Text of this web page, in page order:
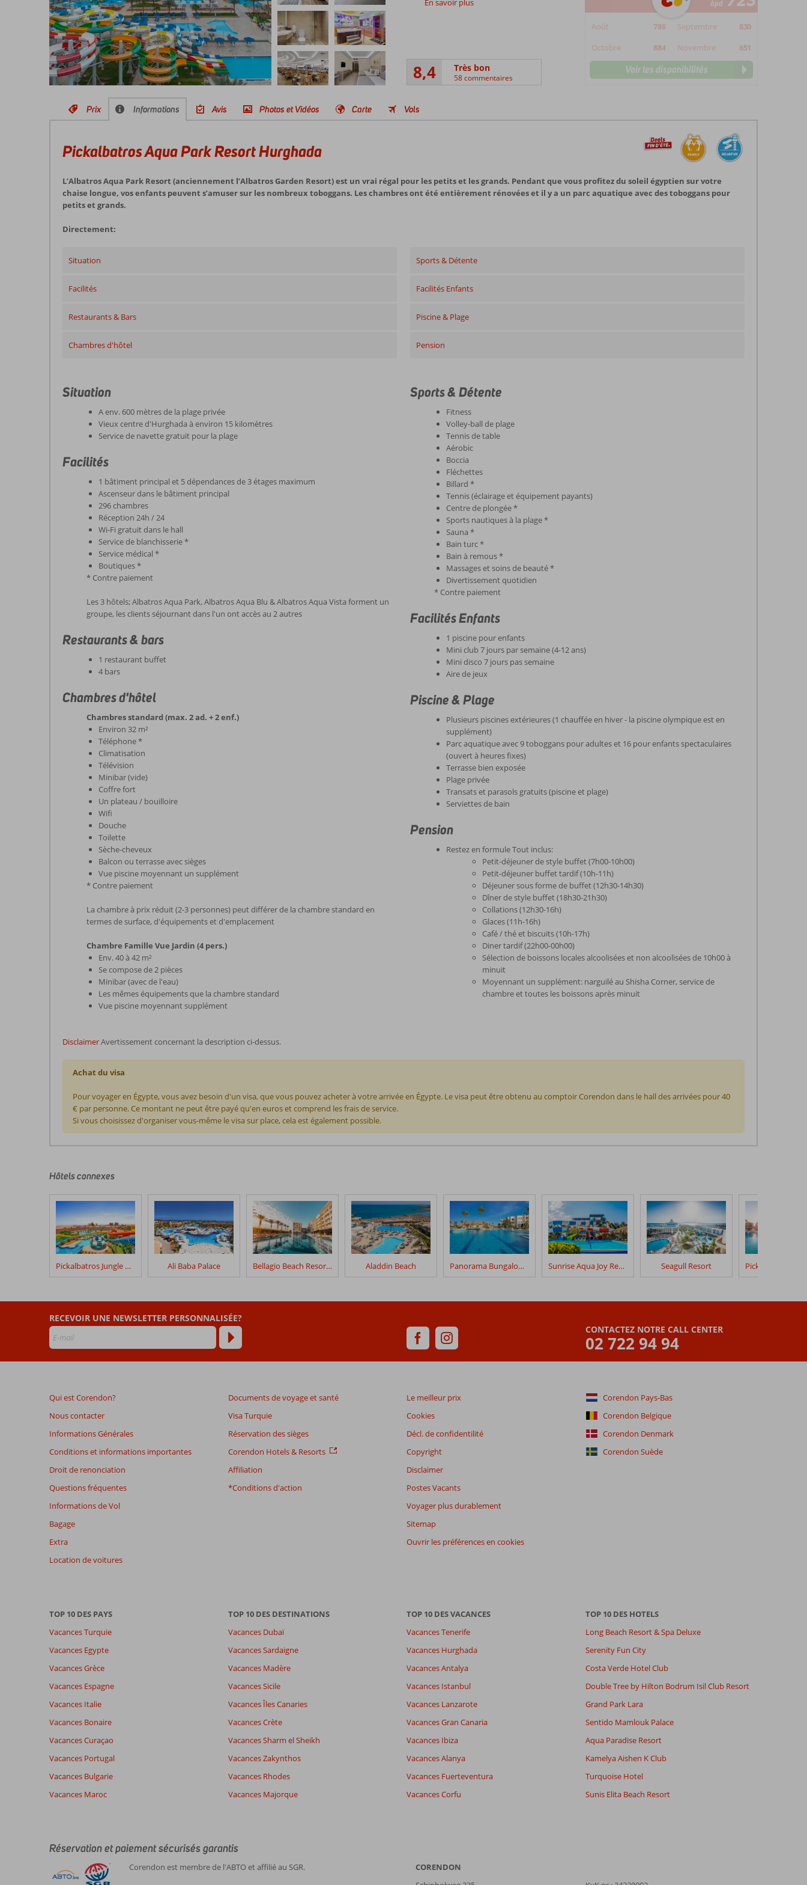
En savoir plus
8,4 Très bon
58 commentaires
àpd
Août 789 Septembre
830
Octobre
884 Novembre 651
Voir les disponibilités
Prix Informations Avis Photos et Vidéos Carte Vols
Pickalbatros Aqua Park Resort Hurghada
L’Albatros Aqua Park Resort (anciennement l’Albatros Garden Resort) est un vrai régal pour les petits et les grands. Pendant que vous profitez du soleil égyptien sur votre
chaise longue, vos enfants peuvent s’amuser sur les nombreux toboggans. Les chambres ont été entièrement rénovées et il y a un parc aquatique avec des toboggans pour
petits et grands.
Directement:
Situation
Facilités
Restaurants & Bars
Chambres d'hôtel
Sports & Détente
Facilités Enfants
Piscine & Plage
Pension
Situation
A env. 600 mètres de la plage privée
Vieux centre d'Hurghada à environ 15 kilomètres
Service de navette gratuit pour la plage
Facilités
1 bâtiment principal et 5 dépendances de 3 étages maximum
Ascenseur dans le bâtiment principal
296 chambres
Réception 24h / 24
Wi-Fi gratuit dans le hall
Service de blanchisserie *
Service médical *
Boutiques *
* Contre paiement
Les 3 hôtels; Albatros Aqua Park, Albatros Aqua Blu & Albatros Aqua Vista forment un
groupe, les clients séjournant dans l'un ont accès au 2 autres
Restaurants & bars
1 restaurant buffet
4 bars
Chambres d'hôtel
Chambres standard (max. 2 ad. + 2 enf.)
Environ 32 m²
Téléphone *
Climatisation
Télévision
Minibar (vide)
Coffre fort
Un plateau / bouilloire
Wifi
Douche
Toilette
Sèche-cheveux
Balcon ou terrasse avec sièges
Vue piscine moyennant un supplément
* Contre paiement
La chambre à prix réduit (2-3 personnes) peut différer de la chambre standard en
termes de surface, d'équipements et d'emplacement
Chambre Famille Vue Jardin (4 pers.)
Env. 40 à 42 m²
Se compose de 2 pièces
Minibar (avec de l'eau)
Les mêmes équipements que la chambre standard
Vue piscine moyennant supplément
Sports & Détente
Fitness
Volley-ball de plage
Tennis de table
Aérobic
Boccia
Fléchettes
Billard *
Tennis (éclairage et équipement payants)
Centre de plongée *
Sports nautiques à la plage *
Sauna *
Bain turc *
Bain à remous *
Massages et soins de beauté *
Divertissement quotidien
* Contre paiement
Facilités Enfants
1 piscine pour enfants
Mini club 7 jours par semaine (4-12 ans)
Mini disco 7 jours pas semaine
Aire de jeux
Piscine & Plage
Plusieurs piscines extérieures (1 chauffée en hiver - la piscine olympique est en
supplément)
Parc aquatique avec 9 toboggans pour adultes et 16 pour enfants spectaculaires
(ouvert à heures fixes)
Terrasse bien exposée
Plage privée
Transats et parasols gratuits (piscine et plage)
Serviettes de bain
Pension
Restez en formule Tout inclus:
Petit-déjeuner de style buffet (7h00-10h00)
Petit-déjeuner buffet tardif (10h-11h)
Déjeuner sous forme de buffet (12h30-14h30)
Dîner de style buffet (18h30-21h30)
Collations (12h30-16h)
Glaces (11h-16h)
Café / thé et biscuits (10h-17h)
Diner tardif (22h00-00h00)
Sélection de boissons locales alcoolisées et non alcoolisées de 10h00 à
minuit
Moyennant un supplément: narguilé au Shisha Corner, service de
chambre et toutes les boissons après minuit
DisclaimerAvertissement concernant la description ci-dessus.
Achat du visa
Pour voyager en Égypte, vous avez besoin d'un visa, que vous pouvez acheter à votre arrivée en Égypte. Le visa peut être obtenu au comptoir Corendon dans le hall des arrivées pour 40
€ par personne. Ce montant ne peut être payé qu'en euros et comprend les frais de service.
Si vous choisissez d'organiser vous-même le visa sur place, cela est également possible.
écrits
nos
clients
après
leur
séjour
Pickalbatros
Hurghada
Les
avis
plus
48
mois
sont
plus
afin
de
avis
plus
nos
avis.
Basé sur:
commentaires
8,4
Très bon
Chambres
7,7
Enfants
Expériences
de nos
clients
Filtrer par participants
7,0
Christian
Belgie
À
de
Hurghada-
Impression générale
7
Service 9
Hôtels connexes
Pickalbatros Jungle Aqua Park Resort – Neverland Ali Baba Palace Bellagio Beach Resort & Spa Aladdin Beach Panorama Bungalows El Gouna Sunrise Aqua Joy Resort Select Seagull Resort
CONTACTEZ NOTRE CALL CENTER
02 722 94 94
RECEVOIR UNE NEWSLETTER PERSONNALISÉE?
Qui est Corendon?
Nous contacter
Informations Générales
Conditions et informations importantes
Droit de renonciation
Questions fréquentes
Informations de Vol
Bagage
Extra
Location de voitures
Documents de voyage et santé
Visa Turquie
Réservation des sièges
Corendon Hotels & Resorts
Affiliation
*Conditions d'action
Le meilleur prix
Cookies
Décl. de confidentilité
Copyright
Disclaimer
Postes Vacants
Voyager plus durablement
Sitemap
Ouvrir les préférences en cookies
Corendon Pays-Bas
Corendon Belgique
Corendon Denmark
Corendon Suède
TOP 10 DES PAYS
Vacances Turquie
Vacances Egypte
Vacances Grèce
Vacances Espagne
Vacances Italie
Vacances Bonaire
Vacances Curaçao
Vacances Portugal
Vacances Bulgarie
Vacances Maroc
TOP 10 DES DESTINATIONS
Vacances Dubaï
Vacances Sardaigne
Vacances Madère
Vacances Sicile
Vacances Îles Canaries
Vacances Crète
Vacances Sharm el Sheikh
Vacances Zakynthos
Vacances Rhodes
Vacances Majorque
TOP 10 DES VACANCES
Vacances Tenerife
Vacances Hurghada
Vacances Antalya
Vacances Istanbul
Vacances Lanzarote
Vacances Gran Canaria
Vacances Ibiza
Vacances Alanya
Vacances Fuerteventura
Vacances Corfu
TOP 10 DES HOTELS
Long Beach Resort & Spa Deluxe
Serenity Fun City
Costa Verde Hotel Club
Double Tree by Hilton Bodrum Isil Club Resort
Grand Park Lara
Sentido Mamlouk Palace
Aqua Paradise Resort
Kamelya Aishen K Club
Turquoise Hotel
Sunis Elita Beach Resort
Réservation et paiement sécurisés garantis
Corendon est membre de l'ABTO et affilié au SGR.
CORENDON